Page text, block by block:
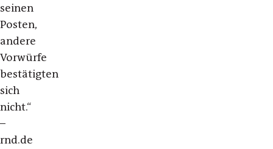
seinen
Posten,
andere
Vorwürfe
bestätigten
sich
nicht.“
–
rnd.de